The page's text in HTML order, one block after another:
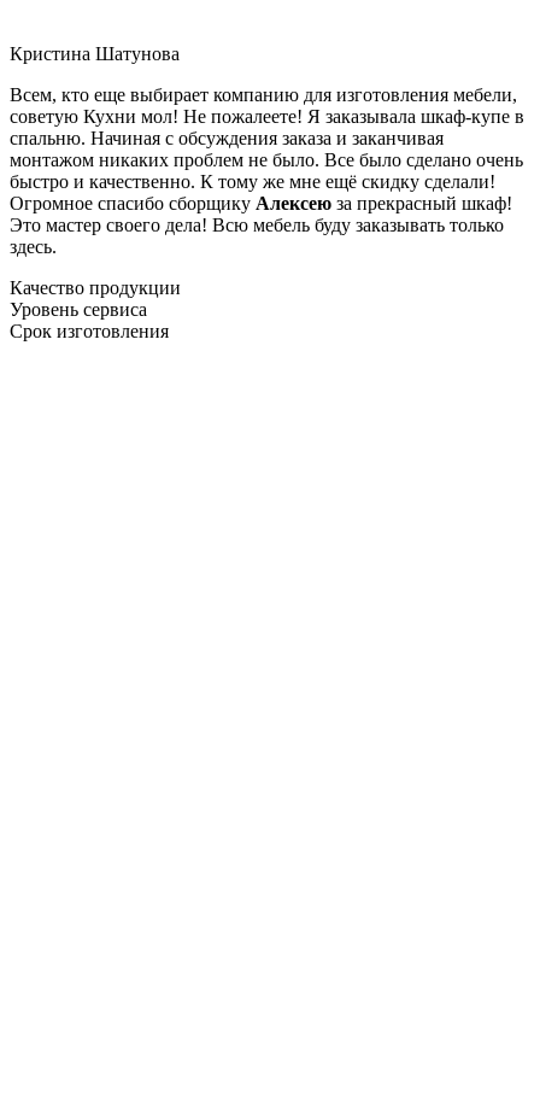
Кристина Шатунова
Всем, кто еще выбирает компанию для изготовления мебели,
советую Кухни мол! Не пожалеете! Я заказывала шкаф-купе в
спальню. Начиная с обсуждения заказа и заканчивая
монтажом никаких проблем не было. Все было сделано очень
быстро и качественно. К тому же мне ещё скидку сделали!
Огромное спасибо сборщику Алексею за прекрасный шкаф!
Это мастер своего дела! Всю мебель буду заказывать только
здесь.
Качество продукции
Уровень сервиса
Срок изготовления